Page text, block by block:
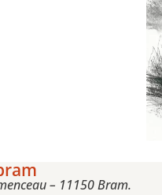
– 11150 Bram.